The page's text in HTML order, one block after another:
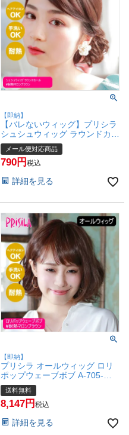
【即納】
【バレないウィッグ】プリシラ
シュシュウィッグ ラウンドカー
ル VS-34-TMB #耐熱マロンブ
ラウン【日本製耐熱ファイバー
100% ヘアアイロンOK 手洗い
【SBT】 (6058440)
メール便対応商品
790 税込
詳細を見る
【即納】
プリシラ オールウィッグ ロリ
ポップウェーブボブ A-705-
TMB #耐熱マロンブラウン 【か
つら 和装 コスプレ 医療用 自然
ゆるふわ おしゃれ かわいい 可
け 女性 】【宅配便送料無料】
送料無料
8,147 税込
詳細を見る